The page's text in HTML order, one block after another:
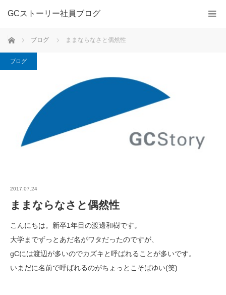
GCストーリー社員ブログ
ホーム ブログ ままならなさと偶然性
ブログ
2017.07.24
ままならなさと偶然性
こんにちは。新卒1年目の渡邊和樹です。
大学までずっとあだ名がワタだったのですが、
gCには渡辺が多いのでカズキと呼ばれることが多いです。
いまだに名前で呼ばれるのがちょっとこそばゆい(笑)